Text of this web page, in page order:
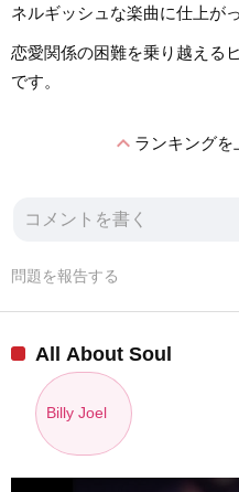
ネルギッシュな楽曲に仕上が
恋愛関係の困難を乗り越える
です。
expand_lessランキングを
問題を報告する
All About Soul
Billy Joel